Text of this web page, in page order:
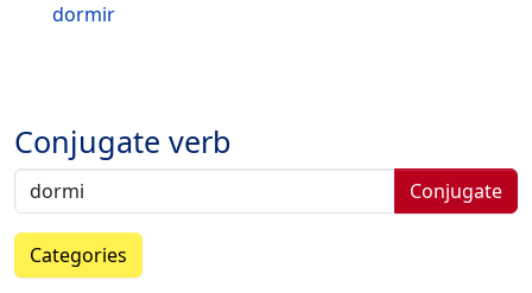
dormir
Conjugate verb
Conjugate
Categories